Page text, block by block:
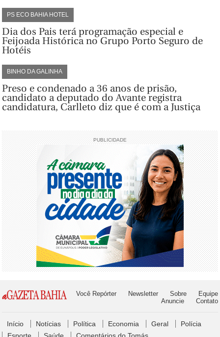
PS ECO BAHIA HOTEL
Dia dos Pais terá programação especial e
Feijoada Histórica no Grupo Porto Seguro de
Hotéis
BINHO DA GALINHA
Preso e condenado a 36 anos de prisão,
candidato a deputado do Avante registra
candidatura, Carlleto diz que é com a Justiça
PUBLICIDADE
Você Repórter Newsletter Sobre
Equipe
Anuncie
Contato
Início Notícias Política Economia Geral
Polícia